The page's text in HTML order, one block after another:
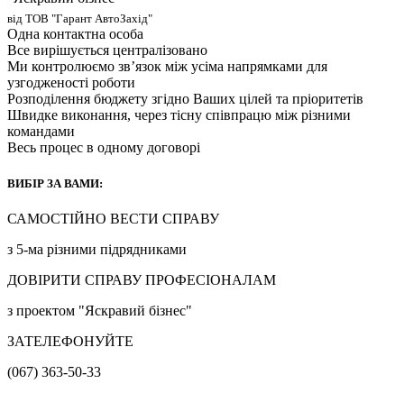
від ТОВ "Гарант АвтоЗахід"
Одна контактна особа
Все вирішується централізовано
Ми контролюємо зв’язок між усіма напрямками для
узгодженості роботи
Розподілення бюджету згідно Ваших цілей та пріоритетів
Швидке виконання, через тісну співпрацю між різними
командами
Весь процес в одному договорі
ВИБІР ЗА ВАМИ:
САМОСТІЙНО ВЕСТИ СПРАВУ
з 5-ма різними підрядниками
ДОВІРИТИ СПРАВУ ПРОФЕСІОНАЛАМ
з проектом "Яскравий бізнес"
ЗАТЕЛЕФОНУЙТЕ
(067) 363-50-33